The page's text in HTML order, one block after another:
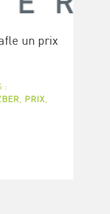
un prix
:
PRIX